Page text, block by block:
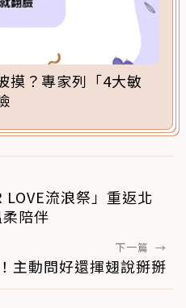
摸？專家列「4大敏
流浪祭」重返北
陪伴
下一篇 →
主動問好還揮翅說掰掰